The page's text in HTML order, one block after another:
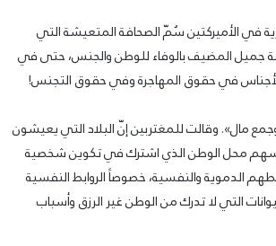
في الأميركتين سُمّ الصحافة المتعيشة التي
جميل المضيف بالوفاء للوطن والجنس، حتى في
في حقوق المهاجرة وفي حقوق التجنس!
مال». وقالت للمغتربين إنّ البلاد التي يعيشون
محل الوطن الذي اشترك في تكوين شخصية
الدموية والنفسية، خصوصاً الروابط النفسية
التي لا تدرك من الوطن غير الرزق وأسباب
09/07/2026
المرصد الحقوقي القومي لمقاومة التطبيع
شعار: “سعادة لكل الأحرار”